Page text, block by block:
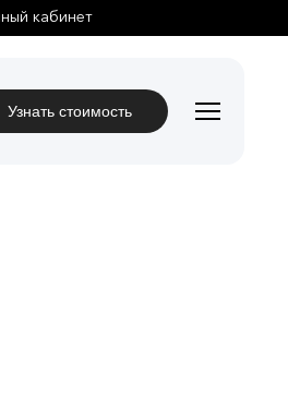
кабинет
Узнать стоимость